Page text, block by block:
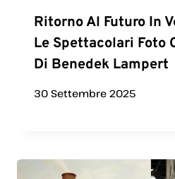
Ritorno Al Futuro In
Le Spettacolari Foto
Di Benedek Lampert
30 Settembre 2025